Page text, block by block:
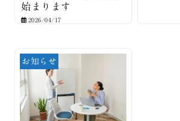
始まります
2026/04/17
お知らせ